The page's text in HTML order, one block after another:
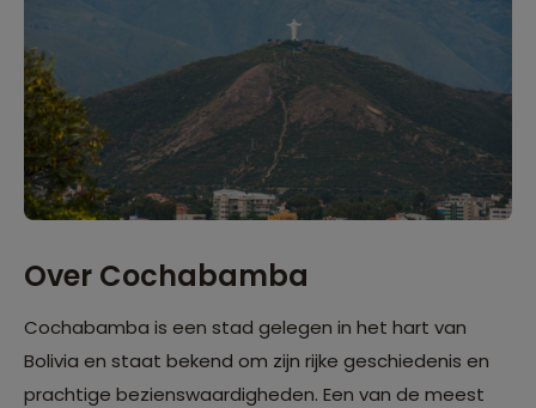
Over Cochabamba
Cochabamba is een stad gelegen in het hart van
Bolivia en staat bekend om zijn rijke geschiedenis en
prachtige bezienswaardigheden. Een van de meest